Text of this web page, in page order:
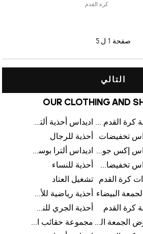
كرة القدم
صفحة 1 ل 5
التالي
OUR CLOTHING AND
أحذية كرة القدم للرجال
اديداس أحذية ألترا بوست للرجال
تخفيضات
أحذية للرجال
اديداس إكس جود بيلينغهام
اديداس ألترا بوست
اديداس تخفيضات للأطفال
أحذية للنساء
كرة القدم
تشغيل العتاد
البيضاء
أحذية رياضية للأطفال
كرة القدم
أحذية الجري للنساء
عروض الجمعة البيضاء للرجال
مجموعة حقائب الظهر